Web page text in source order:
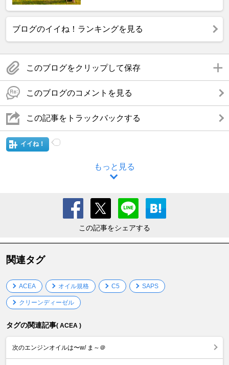
ブログのイイね！ランキングを見る
このブログをクリップして保存
このブログのコメントを見る
この記事をトラックバックする
イイね！
もっと見る
この記事をシェアする
関連タグ
ACEA オイル規格 C5 SAPS
クリーンディーゼル
タグの関連記事( ACEA )
次のエンジンオイルは〜w/ ま～＠